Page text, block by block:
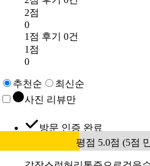
2점
0
1점 후기 0건
1점
0
추천순
최신순
사진 리뷰만
방문 인증 완료
평점 5.0점 (5점